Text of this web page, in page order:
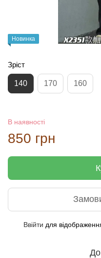
Новинка
Зріст
140 170 160
В наявності
850 грн
Ввійти для